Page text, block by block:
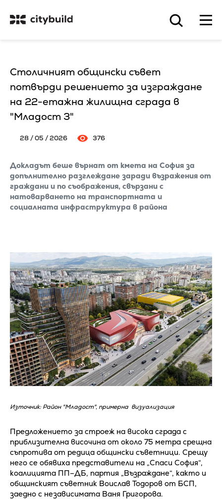
Столичният общински съвет
потвърди решението за изграждане
на 22-етажна жилищна сграда в
"Младост 3"
28 / 05 / 2026 376
Докладът беше върнат от кмета на София за
допълнително разглеждане заради възражения от
граждани и по съображения, свързани с
натоварването на транспортната и
социалната инфраструктура в района
Източник: Район "Младост", примерна визуализация
Предложението за строеж на висока сграда с
приблизителна височина от около 75 метра срещна
съпротива от редица общински съветници. Срещу
него се обявиха представители на „Спаси София“,
коалицията ПП–ДБ, партия „Възраждане“, както и
общинският съветник Воислав Тодоров от БСП,
заедно с независимата Ваня Григорова.